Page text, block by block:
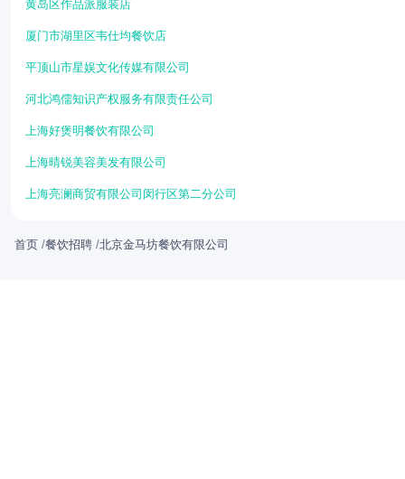
黄岛区作品派服装店
厦门市湖里区韦仕均餐饮店
平顶山市星娱文化传媒有限公司
河北鸿儒知识产权服务有限责任公司
上海好煲明餐饮有限公司
上海晴锐美容美发有限公司
上海亮澜商贸有限公司闵行区第二分公司
首页 /餐饮招聘 /北京金马坊餐饮有限公司